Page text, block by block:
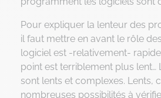
Pour expliquer la lenteur des
il faut mettre en avant le rôle
logiciel est -relativement-
point est terriblement plus lent…
sont lents et complexes. Lents,
nombreuses possibilités à